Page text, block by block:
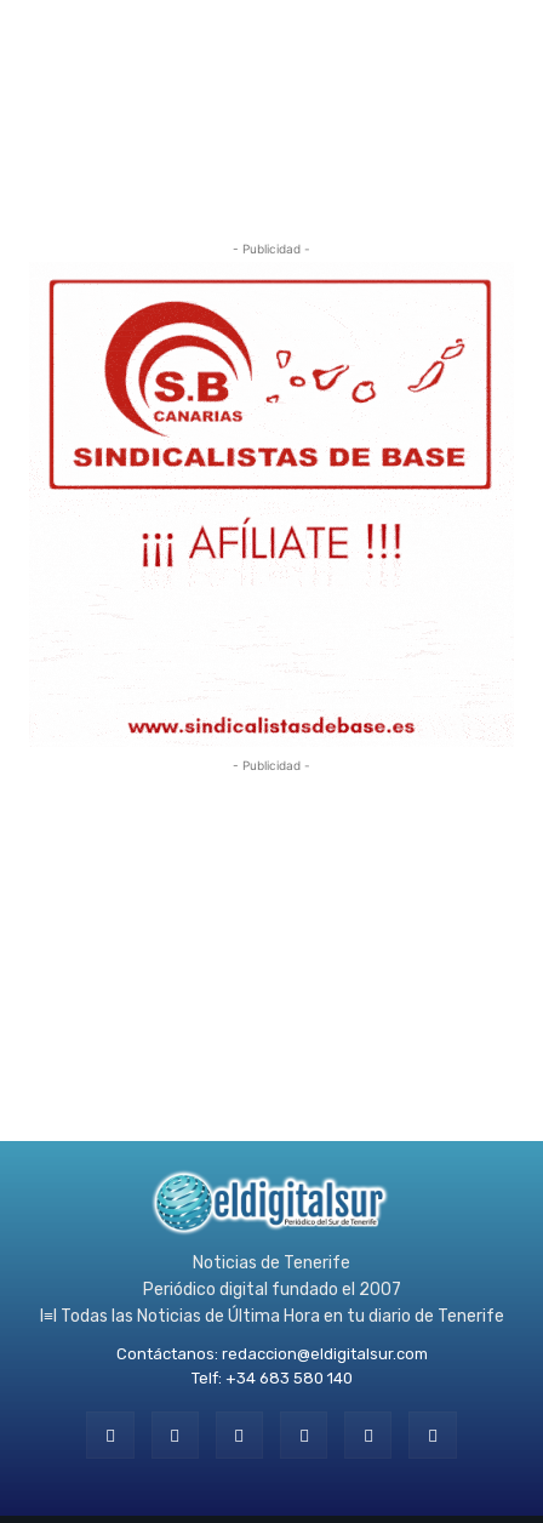
- Publicidad -
- Publicidad -
Noticias de Tenerife
Periódico digital fundado el 2007
l≡l Todas las Noticias de Última Hora en tu diario de Tenerife
Contáctanos: redaccion@eldigitalsur.com
Telf: +34 683 580 140